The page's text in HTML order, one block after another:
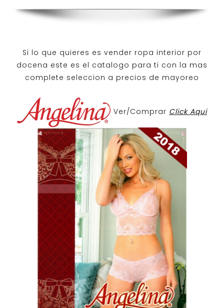
Si lo que quieres es vender ropa interior por
docena este es el catalogo para ti con la mas
complete seleccion a precios de mayoreo
Ver/Comprar Click Aqui